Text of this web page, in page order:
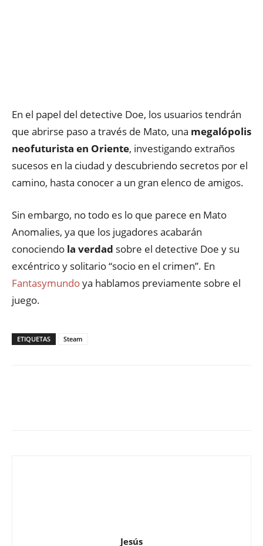
En el papel del detective Doe, los usuarios tendrán
que abrirse paso a través de Mato, una megalópolis
neofuturista en Oriente, investigando extraños
sucesos en la ciudad y descubriendo secretos por el
camino, hasta conocer a un gran elenco de amigos.
Sin embargo, no todo es lo que parece en Mato
Anomalies, ya que los jugadores acabarán
conociendo la verdad sobre el detective Doe y su
excéntrico y solitario “socio en el crimen”. En
Fantasymundoya hablamos previamente sobre el
juego.
ETIQUETAS Steam
Jesús